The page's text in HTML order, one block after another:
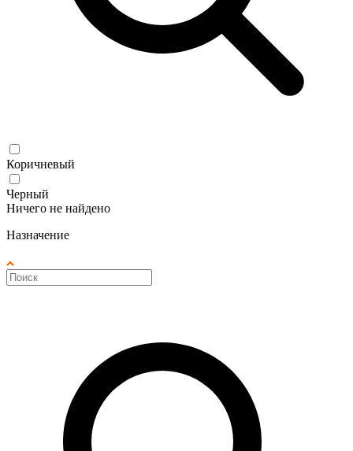
Коричневый
Черный
Ничего не найдено
Назначение